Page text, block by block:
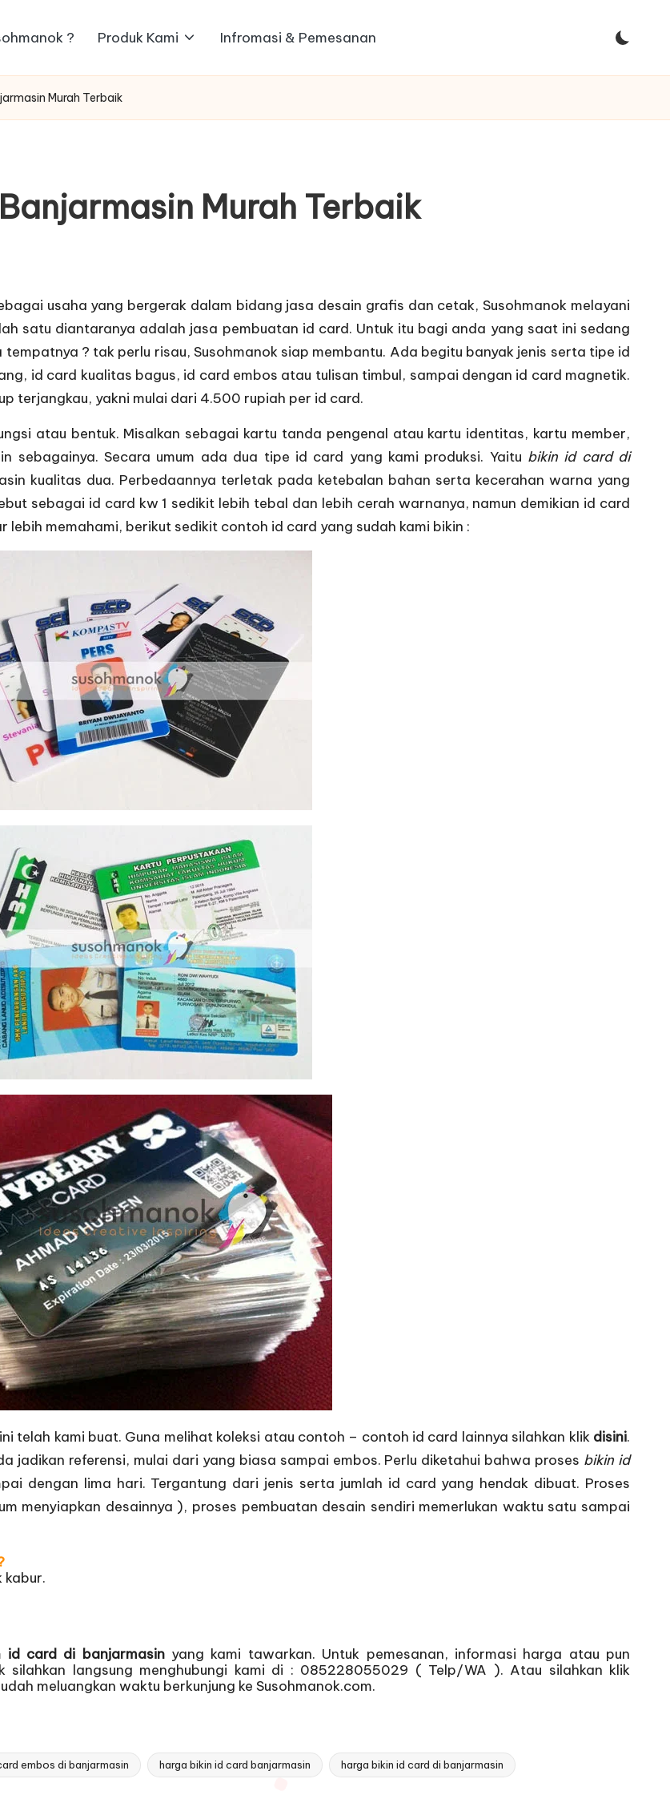
? Produk Kami Infromasi & Pemesanan
Murah Terbaik
Murah Terbaik
usaha yang bergerak dalam bidang jasa desain grafis dan cetak, Susohmanok melayani
satu diantaranya adalah jasa pembuatan id card. Untuk itu bagi anda yang saat ini sedang
? tak perlu risau, Susohmanok siap membantu. Ada begitu banyak jenis serta tipe id
id card kualitas bagus, id card embos atau tulisan timbul, sampai dengan id card magnetik.
terjangkau, yakni mulai dari 4.500 rupiah per id card.
atau bentuk. Misalkan sebagai kartu tanda pengenal atau kartu identitas, kartu member,
sebagainya. Secara umum ada dua tipe id card yang kami produksi. Yaitu bikin id card di
kualitas dua. Perbedaannya terletak pada ketebalan bahan serta kecerahan warna yang
sebagai id card kw 1 sedikit lebih tebal dan lebih cerah warnanya, namun demikian id card
memahami, berikut sedikit contoh id card yang sudah kami bikin :
telah kami buat. Guna melihat koleksi atau contoh – contoh id card lainnya silahkan klik disini.
jadikan referensi, mulai dari yang biasa sampai embos. Perlu diketahui bahwa proses bikin id
dengan lima hari. Tergantung dari jenis serta jumlah id card yang hendak dibuat. Proses
menyiapkan desainnya ), proses pembuatan desain sendiri memerlukan waktu satu sampai
kabur.
id card di banjarmasin yang kami tawarkan. Untuk pemesanan, informasi harga atau pun
langsung menghubungi kami di : 085228055029 ( Telp/WA ). Atau silahkan klik
meluangkan waktu berkunjung ke Susohmanok.com.
embos di banjarmasin harga bikin id card banjarmasin harga bikin id card di banjarmasin